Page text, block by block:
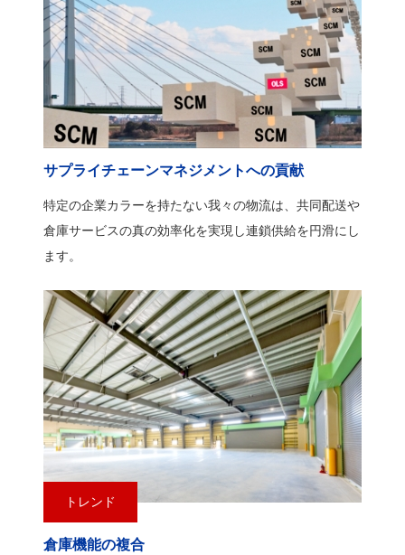
サプライチェーンマネジメントへの貢献
特定の企業カラーを持たない我々の物流は、共同配送や
倉庫サービスの真の効率化を実現し連鎖供給を円滑にし
ます。
トレンド
倉庫機能の複合